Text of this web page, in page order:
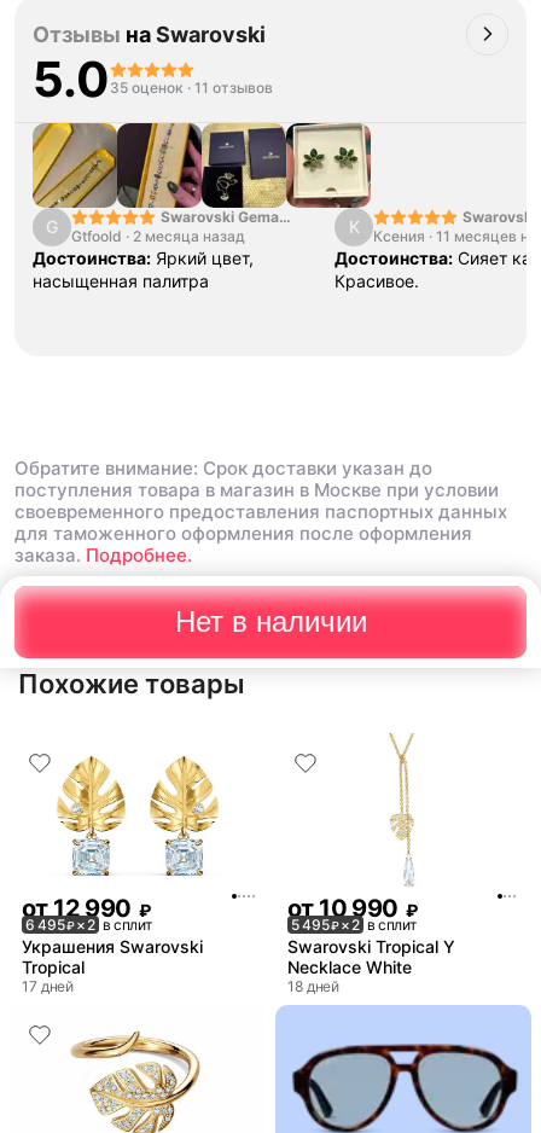
Нет в наличии
Отзывы наSwarovski
5.0 35 оценок · 11 отзывов
G
Swarovski Gema
Bracelet
Gtfoold · 2 месяца назад
Достоинства: Яркий цвет,
насыщенная палитра
К
Swarovski
Flower
Ксения · 11 месяцев
Достоинства: Сияет
Красивое.
Обратите внимание: Срок доставки указан до
поступления товара в магазин в Москве при условии
своевременного предоставления паспортных данных
для таможенного оформления после оформления
заказа. Подробнее.
Похожие товары
от12 990 ₽
6 495₽× 2 в сплит
Украшения Swarovski
Tropical
17 дней
от10 990 ₽
5 495₽× 2 в сплит
Swarovski Tropical Y
Necklace White
18 дней